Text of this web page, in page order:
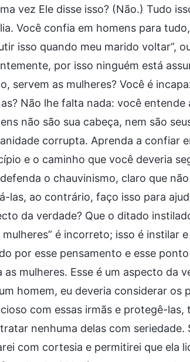
vez Ele disse isso? (Não.) Tudo
Você confia em homens para
isso quando meu marido voltar”,
por isso ninguém está
servem as mulheres? Você é
Não lhe falta nada: você
não são sua cabeça, nem são
corrupta. Aprenda a confiar
e o caminho que você deveria
o chauvinismo, claro que
las, ao contrário, faço isso para
da verdade? Que o ditado
mulheres” é incorreto; isso é instilar
por esse pensamento e esse
as mulheres. Esse é um aspecto da
homem, eu deveria considerar
com essas irmãs e protegê-
nenhuma delas com seriedade.
com cortesia e permitirei que ela